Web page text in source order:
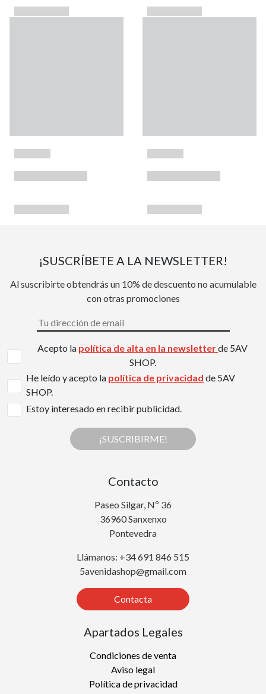
¡SUSCRÍBETE A LA NEWSLETTER!
Al suscribirte obtendrás un 10% de descuento no acumulable
con otras promociones
Acepto la política de alta en la newsletterde 5AV
SHOP.
He leído y acepto la política de privacidad de 5AV
SHOP.
Estoy interesado en recibir publicidad.
¡SUSCRIBIRME!
Contacto
Paseo Silgar, Nº 36
36960 Sanxenxo
Pontevedra
Llámanos: +34 691 846 515
5avenidashop@gmail.com
Contacta
Apartados Legales
Condiciones de venta
Aviso legal
Política de privacidad